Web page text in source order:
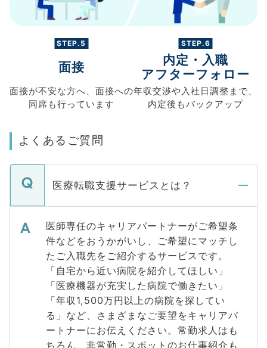
STEP.5
面接
面接が不安な方へ、 面接への
同席も行っています
STEP.6
内定・入職
アフターフォロー
年収交渉や入社日調整まで、
内定後もバックアップ
よくあるご質問
医療転職支援サービスとは？
医師専任のキャリアパートナーがご希望条
件などをおうかがいし、ご希望にマッチし
たご入職先をご紹介するサービスです。
「自宅から近い病院を紹介してほしい」
「医療機器が充実した病院で働きたい」
「年収1,500万円以上の病院を探してい
る」など、さまざまなご要望をキャリアパ
ートナーにお伝えください。常勤求人はも
ちろん、非常勤・スポットのお仕事紹介も